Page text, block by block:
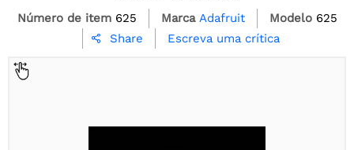
Número de item 625 Marca Adafruit Modelo 625
 Share Escreva uma crítica